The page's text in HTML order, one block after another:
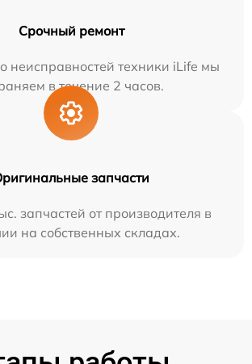
Срочный ремонт
неисправностей техники iLife мы
в течение 2 часов.
запчасти
запчастей от производителя в
на собственных складах.